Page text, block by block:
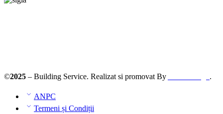
©2025 – Building Service. Realizat si promovat By .
ANPC
Termeni și Condiții